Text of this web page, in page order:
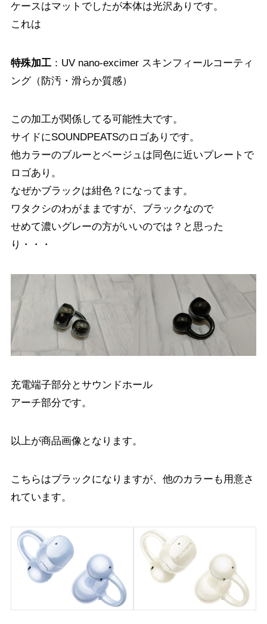
ケースはマットでしたが本体は光沢ありです。
これは
特殊加工：UV nano-excimer スキンフィールコーティ
ング（防汚・滑らか質感）
この加工が関係してる可能性大です。
サイドにSOUNDPEATSのロゴありです。
他カラーのブルーとベージュは同色に近いプレートで
ロゴあり。
なぜかブラックは紺色？になってます。
ワタクシのわがままですが、ブラックなので
せめて濃いグレーの方がいいのでは？と思った
り・・・
充電端子部分とサウンドホール
アーチ部分です。
以上が商品画像となります。
こちらはブラックになりますが、他のカラーも用意さ
れています。